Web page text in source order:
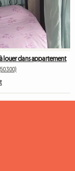
louer dans appartement